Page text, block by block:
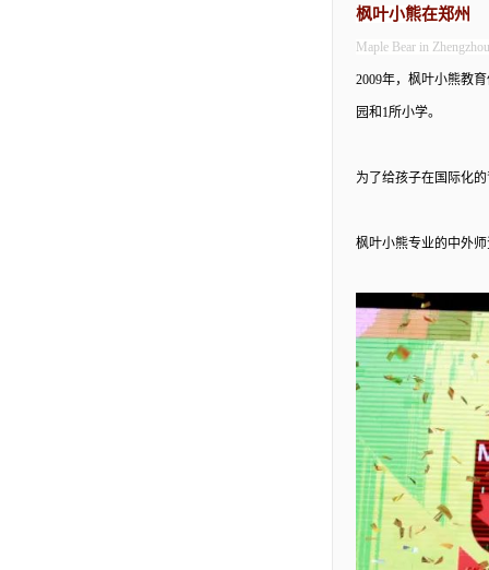
枫叶小熊在郑州
Maple Bear in
2009年，枫叶小熊教
园和1所小学。
为了给孩子在国际化
枫叶小熊专业的中外